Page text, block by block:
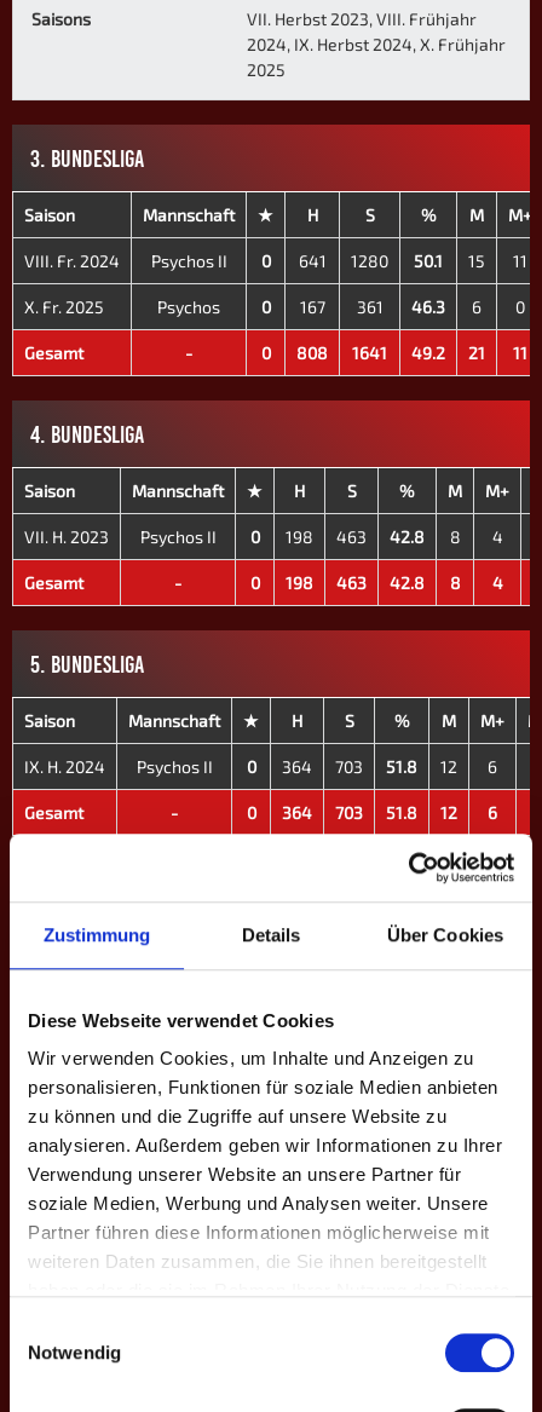
Zustimmung Details Über Cookies
Diese Webseite verwendet Cookies
Wir verwenden Cookies, um Inhalte und Anzeigen zu
personalisieren, Funktionen für soziale Medien anbieten
zu können und die Zugriffe auf unsere Website zu
analysieren. Außerdem geben wir Informationen zu Ihrer
Verwendung unserer Website an unsere Partner für
soziale Medien, Werbung und Analysen weiter. Unsere
Partner führen diese Informationen möglicherweise mit
weiteren Daten zusammen, die Sie ihnen bereitgestellt
Notwendig
Saisons
VII. Herbst 2023, VIII. Frühjahr
2024, IX. Herbst 2024, X. Frühjahr
2025
3. BUNDESLIGA
Saison Mannschaft ★ H S % M M+
VIII. Fr. 2024 Psychos II 0 641 1280 50.1 15 11
X. Fr. 2025 Psychos 0 167 361 46.3 6 0
Gesamt - 0 808 1641 49.2 21 11
4. BUNDESLIGA
Saison Mannschaft ★ H S % M M+
VII. H. 2023 Psychos II 0 198 463 42.8 8 4
Gesamt - 0 198 463 42.8 8 4
5. BUNDESLIGA
Saison Mannschaft ★ H S % M M+
IX. H. 2024 Psychos II 0 364 703 51.8 12 6
Gesamt - 0 364 703 51.8 12 6
3 Rieberg 9 - 7
2 Mözen 10 - 6
Psychos
B - X.
1 Psychos 7 - 9
Dortmund IV
B - X.
B - IX.